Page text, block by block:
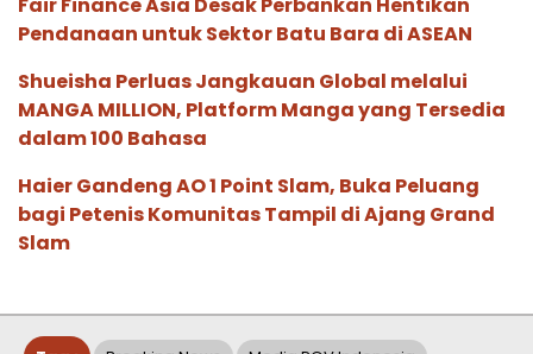
Fair Finance Asia Desak Perbankan Hentikan
Pendanaan untuk Sektor Batu Bara di ASEAN
Shueisha Perluas Jangkauan Global melalui
MANGA MILLION, Platform Manga yang Tersedia
dalam 100 Bahasa
Haier Gandeng AO 1 Point Slam, Buka Peluang
bagi Petenis Komunitas Tampil di Ajang Grand
Slam